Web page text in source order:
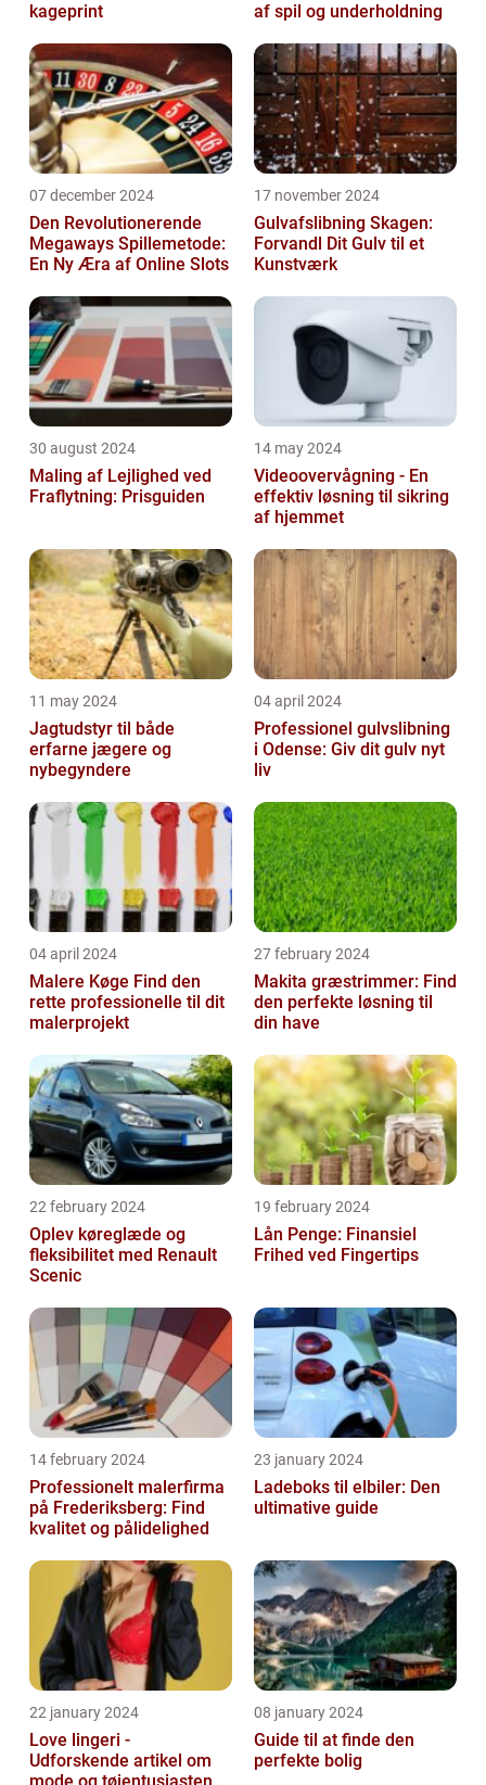
kageprint
af spil og underholdning
07 december 2024
Den Revolutionerende
Megaways Spillemetode:
En Ny Æra af Online Slots
17 november 2024
Gulvafslibning Skagen:
Forvandl Dit Gulv til et
Kunstværk
30 august 2024
Maling af Lejlighed ved
Fraflytning: Prisguiden
14 may 2024
Videoovervågning - En
effektiv løsning til sikring
af hjemmet
11 may 2024
Jagtudstyr til både
erfarne jægere og
nybegyndere
04 april 2024
Professionel gulvslibning
i Odense: Giv dit gulv nyt
liv
04 april 2024
Malere Køge Find den
rette professionelle til dit
malerprojekt
27 february 2024
Makita græstrimmer: Find
den perfekte løsning til
din have
22 february 2024
Oplev køreglæde og
fleksibilitet med Renault
Scenic
19 february 2024
Lån Penge: Finansiel
Frihed ved Fingertips
14 february 2024
Professionelt malerfirma
på Frederiksberg: Find
kvalitet og pålidelighed
23 january 2024
Ladeboks til elbiler: Den
ultimative guide
22 january 2024
Love lingeri -
Udforskende artikel om
mode og tøjentusiastens
08 january 2024
Guide til at finde den
perfekte bolig